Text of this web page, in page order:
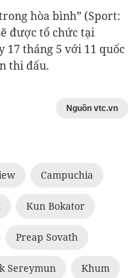
hòa bình” (Sport:
được tổ chức tại
17 tháng 5 với 11 quốc
thi đấu.
Nguồn vtc.vn
Campuchia
Kun Bokator
Preap Sovath
Sereymun Khum